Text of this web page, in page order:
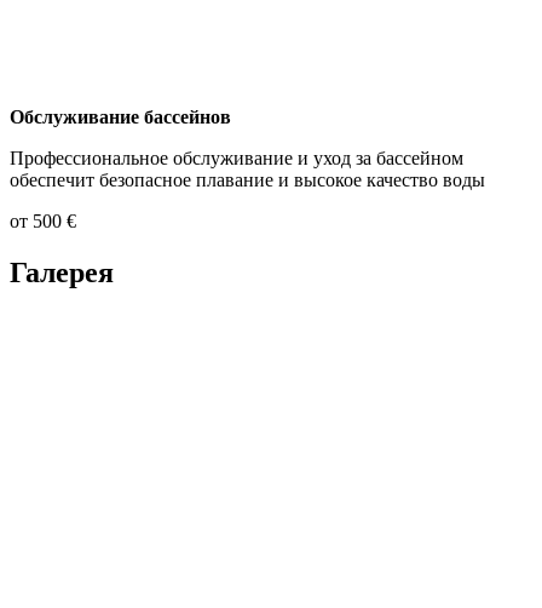
Обслуживание бассейнов
Профессиональное обслуживание и уход за бассейном
обеспечит безопасное плавание и высокое качество воды
от 500 €
Галерея